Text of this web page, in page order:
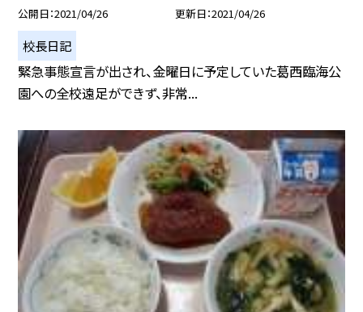
公開日 2021/04/26 更新日 2021/04/26
校長日記
緊急事態宣言が出され、金曜日に予定していた葛西臨海公
園への全校遠足ができず、非常...